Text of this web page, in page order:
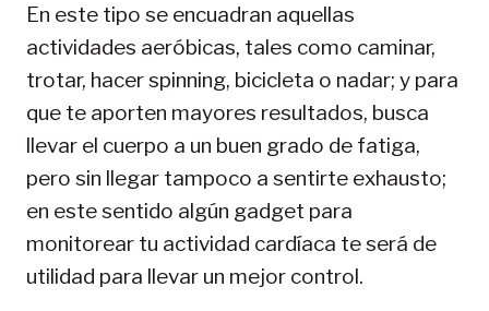
En este tipo se encuadran aquellas
actividades aeróbicas, tales como caminar,
trotar, hacer spinning, bicicleta o nadar; y para
que te aporten mayores resultados, busca
llevar el cuerpo a un buen grado de fatiga,
pero sin llegar tampoco a sentirte exhausto;
en este sentido algún gadget para
monitorear tu actividad cardíaca te será de
utilidad para llevar un mejor control.